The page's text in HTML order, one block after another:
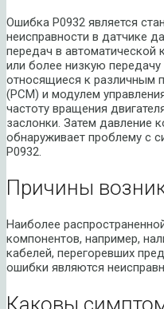
Ошибка P0932 является
неисправности в датчике
передач в
или более низкую
относящиеся к различным
(PCM) и модулем
частоту вращения
заслонки. Затем давление
обнаруживает проблему с
P0932.
Причины
Наиболее
компонентов, например,
кабелей, перегоревших
ошибки являются
Каковы